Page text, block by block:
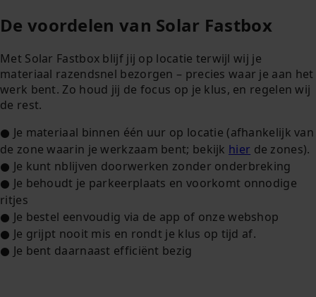
De voordelen van Solar Fastbox
Met Solar Fastbox blijf jij op locatie terwijl wij je
materiaal razendsnel bezorgen – precies waar je aan het
werk bent. Zo houd jij de focus op je klus, en regelen wij
de rest.
● Je materiaal binnen één uur op locatie (afhankelijk van
de zone waarin je werkzaam bent; bekijk hier de zones).
● Je kunt nblijven doorwerken zonder onderbreking
● Je behoudt je parkeerplaats en voorkomt onnodige
ritjes
● Je bestel eenvoudig via de app of onze webshop
● Je grijpt nooit mis en rondt je klus op tijd af.
● Je bent daarnaast efficiënt bezig